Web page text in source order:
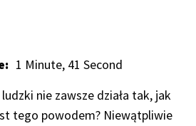
1 Minute, 41 Second
nie zawsze działa tak, jak
tego powodem? Niewątpliwie